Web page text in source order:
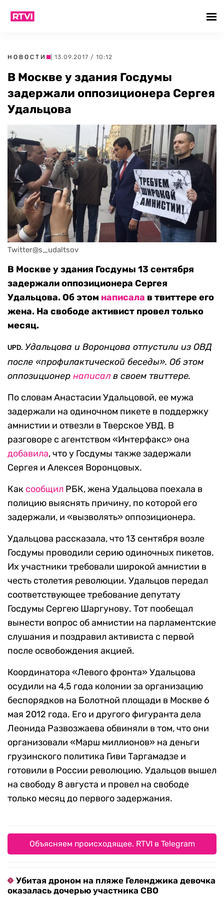
НОВОСТИ | 13.09.2017 / 10:12
В Москве у здания Госдумы
задержали оппозиционера Сергея
Удальцова
Twitter@s_udaltsov
В Москве у здания Госдумы 13 сентября
задержали оппозиционера Сергея
Удальцова. Об этом написала в твиттере его
жена. На свободе активист провел только
месяц.
UPD. Удальцова и Воронцова отпустили из ОВД
после «профилактической беседы». Об этом
оппозиционер написал в своем твиттере.
По словам Анастасии Удальцовой, ее мужа
задержали на одиночном пикете в поддержку
амнистии и отвезли в Тверское УВД. В
разговоре с агентством «Интерфакс» она
добавила, что у Госдумы также задержали
Сергея и Алексея Воронцовых.
Как сообщил РБК, жена Удальцова поехала в
полицию выяснять причину, по которой его
задержали, и «вызволять» оппозиционера.
Удальцова рассказала, что 13 сентября возле
Госдумы проводили серию одиночных пикетов.
Их участники требовали широкой амнистии в
честь столетия революции. Удальцов передал
соответствующее требование депутату
Госдумы Сергею Шаргунову. Тот пообещал
вынести вопрос об амнистии на парламентские
слушания и поздравил активиста с первой
после освобождения акцией.
Координатора «Левого фронта» Удальцова
осудили на 4,5 года колонии за организацию
беспорядков на Болотной площади в Москве 6
мая 2012 года. Его и другого фигуранта дела
Леонида Развозжаева обвиняли в том, что они
организовали «Марш миллионов» на деньги
грузинского политика Гиви Таргамадзе и
готовили в России революцию. Удальцов вышел
на свободу 8 августа и провел на свободе
только месяц до первого задержания.
Объясняем происходящее. RTVI в Telegram
Убитая дроном на пляже Геленджика девочка
оказалась дочерью участника СВО